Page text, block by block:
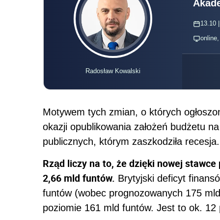
Radosław Kowalski
13.10
Motywem tych zmian, o których
okazji opublikowania założeń budżetu
publicznych, którym zaszkodziła recesja.
Rząd liczy na to, że dzięki nowej
2,66 mld funtów. Brytyjski deficyt
funtów (wobec prognozowanych 175
poziomie 161 mld funtów. Jest to ok. 12